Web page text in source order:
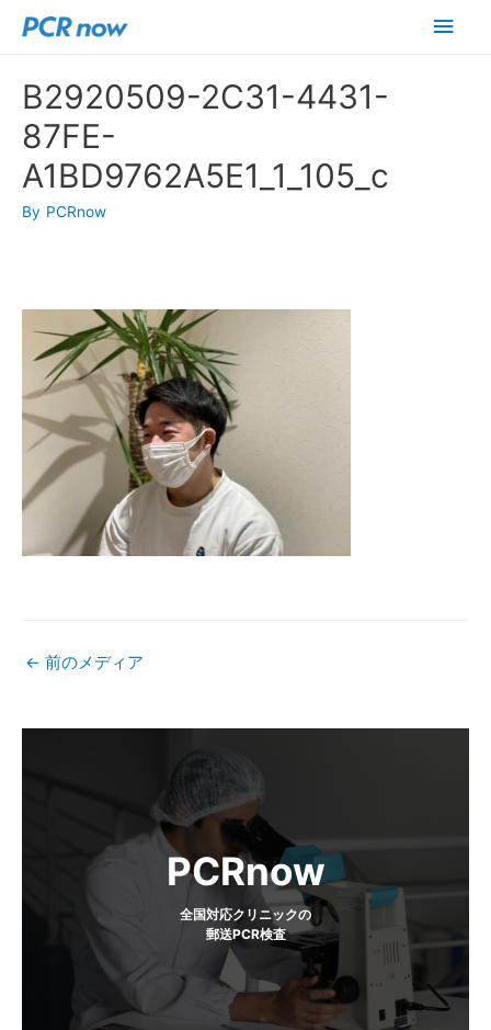
メ
B2920509-2C31-4431-
87FE-
A1BD9762A5E1_1_105_c
By PCRnow
投
← 前のメディア
PCRnow
全国対応クリニックの
郵送PCR検査